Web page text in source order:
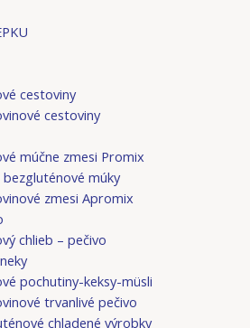
cestoviny
cestoviny
múčne zmesi Promix
múky
zmesi Apromix
chlieb – pečivo
pochutiny-keksy-müsli
trvanlivé pečivo
chladené výrobky